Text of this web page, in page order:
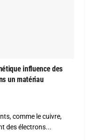
influence des
un matériau
comme le cuivre,
des électrons...